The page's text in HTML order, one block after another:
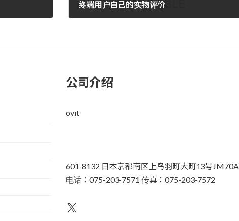
终端用户自己的实物评价
公司介绍
ovit
601-8132 日本京都南区上鸟羽町大町13号JM70A
电话：075-203-7571 传真：075-203-7572
不为人知